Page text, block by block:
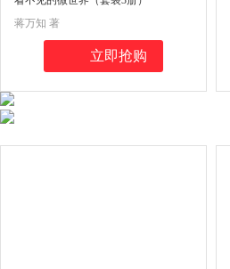
蒋万知 著
立即抢购